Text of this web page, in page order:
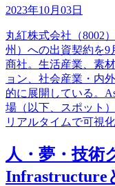
2023年10月03日
丸紅株式会社（8002
州）への出資契約を9
商社。生活産業、素
ョン、社会産業・内
的に展開している。
場（以下、スポット
リアルタイムで可視
人・夢・技術
Infrastructure